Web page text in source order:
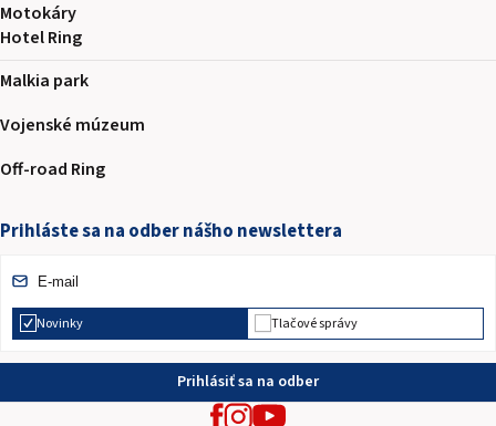
Motokáry
Hotel Ring
Malkia park
Vojenské múzeum
Off-road Ring
Prihláste sa na odber nášho newslettera
Novinky Tlačové správy
Prihlásiť sa na odber